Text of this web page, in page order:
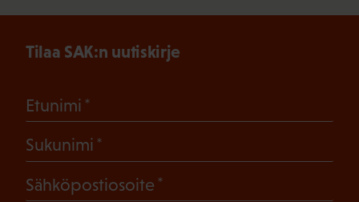
Tilaa SAK:n uutiskirje
Etunimi
Sukunimi
Sähköpostiosoite